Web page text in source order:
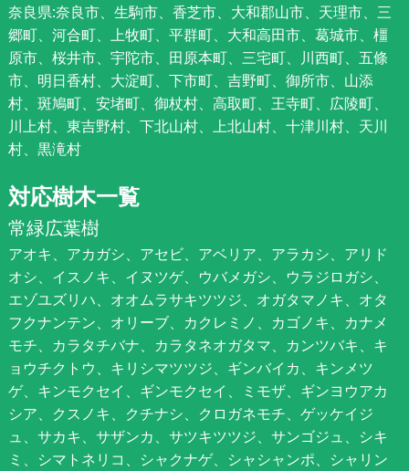
奈良県:奈良市、生駒市、香芝市、大和郡山市、天理市、三
郷町、河合町、上牧町、平群町、大和高田市、葛城市、橿
原市、桜井市、宇陀市、田原本町、三宅町、川西町、五條
市、明日香村、大淀町、下市町、吉野町、御所市、山添
村、斑鳩町、安堵町、御杖村、高取町、王寺町、広陵町、
川上村、東吉野村、下北山村、上北山村、十津川村、天川
村、黒滝村
対応樹木一覧
常緑広葉樹
アオキ、アカガシ、アセビ、アベリア、アラカシ、アリド
オシ、イスノキ、イヌツゲ、ウバメガシ、ウラジロガシ、
エゾユズリハ、オオムラサキツツジ、オガタマノキ、オタ
フクナンテン、オリーブ、カクレミノ、カゴノキ、カナメ
モチ、カラタチバナ、カラタネオガタマ、カンツバキ、キ
ョウチクトウ、キリシマツツジ、ギンバイカ、キンメツ
ゲ、キンモクセイ、ギンモクセイ、ミモザ、ギンヨウアカ
シア、クスノキ、クチナシ、クロガネモチ、ゲッケイジ
ュ、サカキ、サザンカ、サツキツツジ、サンゴジュ、シキ
ミ、シマトネリコ、シャクナゲ、シャシャンポ、シャリン